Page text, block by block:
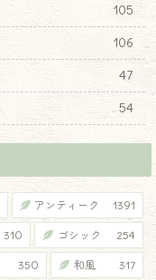
105
106
47
54
アンティーク 1391
310 ゴシック 254
350 和風 317